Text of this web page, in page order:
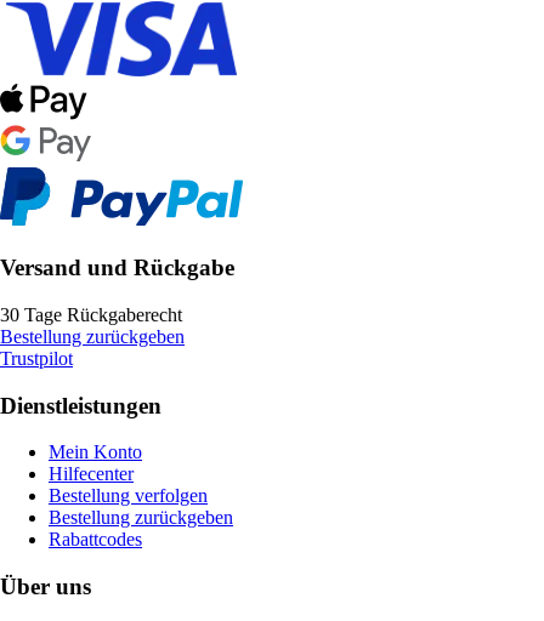
Versand und Rückgabe
30 Tage Rückgaberecht
Bestellung zurückgeben
Trustpilot
Dienstleistungen
Mein Konto
Hilfecenter
Bestellung verfolgen
Bestellung zurückgeben
Rabattcodes
Über uns